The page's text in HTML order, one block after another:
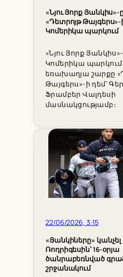
«Նյու Յորք
«Դետրոյթ Թայգերս»-
Կոմերիկա պարկում
«Նյու Յորք
Կոմերիկա պարկում
եռախաղյա շարքը
Թայգերս»-ի դեմ՝
Ֆրամբեր Վալդեսի
մասնակցությամբ։
22/06/2026, 3:15
«Յանկիները» կանչել
Ռոդրիգեսին՝ 16-օրյա
ծանրաբեռնված
շրջանակում